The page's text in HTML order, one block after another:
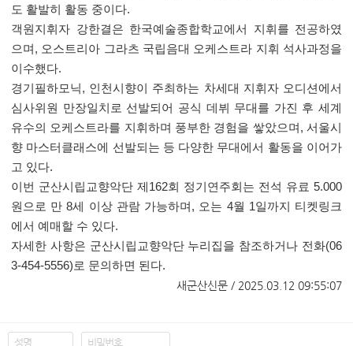
도 활발히 활동 중이다.
객원지휘자 강한결은 한국예술종합학교에서 지휘를 전공하였
으며, 오스트리아 그라츠 국립음대 오케스트라 지휘 석사과정을
이수했다.
경기필하모닉, 인천시향이 주최하는 차세대 지휘자 오디션에서
심사위원 만장일치로 선발되어 공식 데뷔 무대를 가진 후 세계
유수의 오케스트라를 지휘하며 풍부한 경험을 쌓았으며, 서울시
향 마스터클래스에 선발되는 등 다양한 무대에서 활동을 이어가
고 있다.
이번 군산시립교향악단 제162회 정기연주회는 전석 유료 5.000
원으로 만 8세 이상 관람 가능하며, 오는 4월 1일까지 티켓링크
에서 예매할 수 있다.
자세한 사항은 군산시립교향악단 누리집을 참조하거나 전화(06
3-454-5556)로 문의하면 된다.
새군산신문 / 2025.03.12 09:55:07